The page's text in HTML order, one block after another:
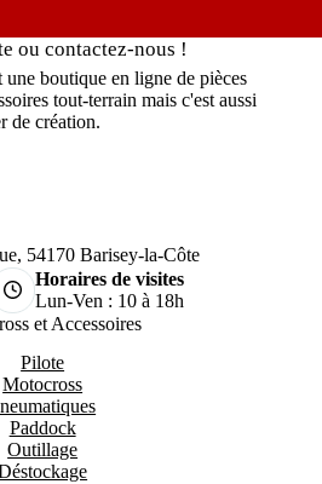
ou contactez-nous !
une boutique en ligne de pièces
tout-terrain mais c'est aussi
de création.
54170 Barisey-la-Côte
Horaires de visites
Lun-Ven : 10 à 18h
et Accessoires
Pilote
Motocross
Paddock
Outillage